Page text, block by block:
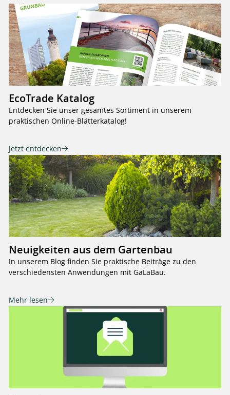
EcoTrade Katalog
Entdecken Sie unser gesamtes Sortiment in unserem
praktischen Online-Blätterkatalog!
Jetzt entdecken
Neuigkeiten aus dem Gartenbau
In unserem Blog finden Sie praktische Beiträge zu den
verschiedensten Anwendungen mit GaLaBau.
Mehr lesen